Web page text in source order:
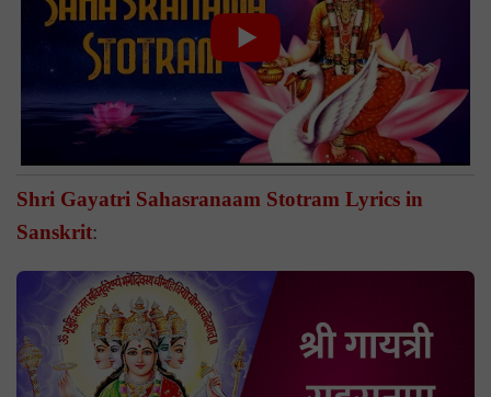
Shri Gayatri Sahasranaam Stotram Lyrics in
Sanskrit: